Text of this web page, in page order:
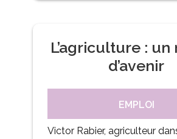
L’agriculture :
d’avenir
EMPLOI
Victor Rabier, agriculteur